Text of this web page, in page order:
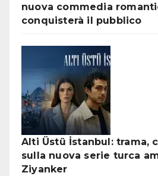
nuova commedia
conquisterà il pubblico
Alti Üstü İstanbul: trama,
sulla nuova serie turca
Ziyanker